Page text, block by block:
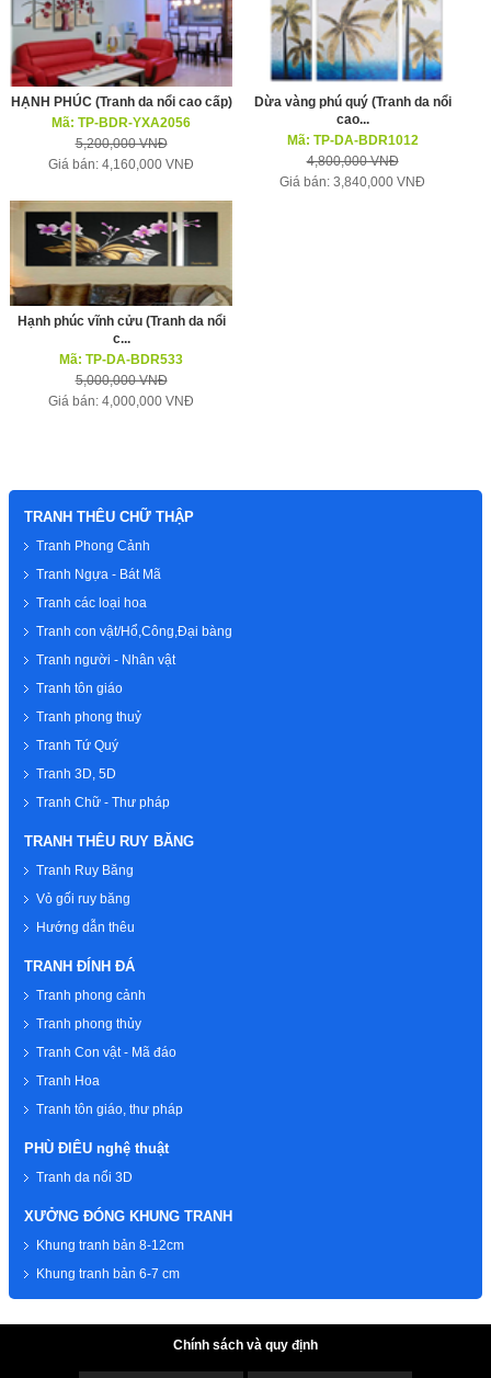
HẠNH PHÚC (Tranh da nổi cao cấp)
Mã: TP-BDR-YXA2056
5,200,000 VNĐ
Giá bán: 4,160,000 VNĐ
Dừa vàng phú quý (Tranh da nổi
cao...
Mã: TP-DA-BDR1012
4,800,000 VNĐ
Giá bán: 3,840,000 VNĐ
Hạnh phúc vĩnh cửu (Tranh da nổi
c...
Mã: TP-DA-BDR533
5,000,000 VNĐ
Giá bán: 4,000,000 VNĐ
TRANH THÊU CHỮ THẬP
Tranh Phong Cảnh
Tranh Ngựa - Bát Mã
Tranh các loại hoa
Tranh con vật/Hổ,Công,Đại bàng
Tranh người - Nhân vật
Tranh tôn giáo
Tranh phong thuỷ
Tranh Tứ Quý
Tranh 3D, 5D
Tranh Chữ - Thư pháp
TRANH THÊU RUY BĂNG
Tranh Ruy Băng
Vỏ gối ruy băng
Hướng dẫn thêu
TRANH ĐÍNH ĐÁ
Tranh phong cảnh
Tranh phong thủy
Tranh Con vật - Mã đáo
Tranh Hoa
Tranh tôn giáo, thư pháp
PHÙ ĐIÊU nghệ thuật
Tranh da nổi 3D
XƯỞNG ĐÓNG KHUNG TRANH
Khung tranh bản 8-12cm
Khung tranh bản 6-7 cm
Chính sách và quy định